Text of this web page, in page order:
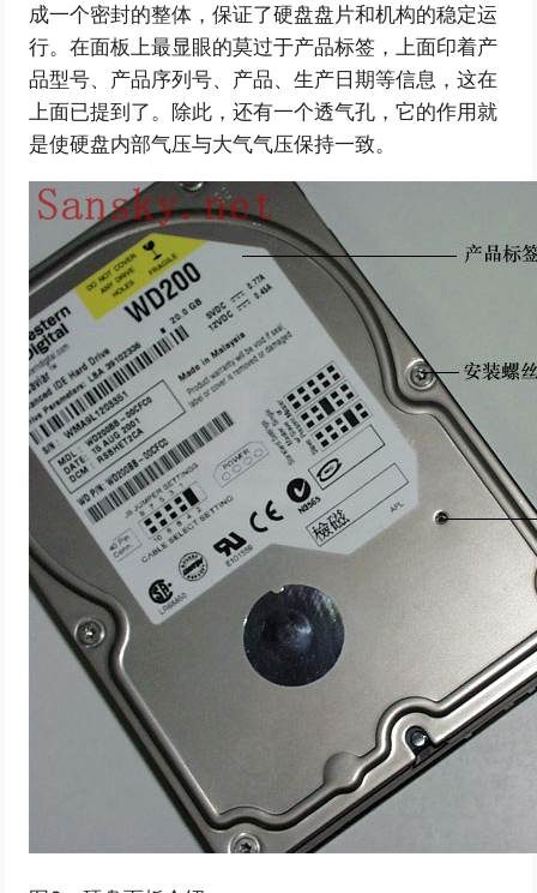
成一个密封的整体，保证了硬盘盘片和机构的稳定运
行。在面板上最显眼的莫过于产品标签，上面印着产
品型号、产品序列号、产品、生产日期等信息，这在
上面已提到了。除此，还有一个透气孔，它的作用就
是使硬盘内部气压与大气气压保持一致。